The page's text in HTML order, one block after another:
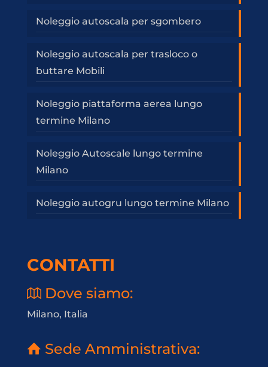
Noleggio autoscala per sgombero
Noleggio autoscala per trasloco o
buttare Mobili
Noleggio piattaforma aerea lungo
termine Milano
Noleggio Autoscale lungo termine
Milano
Noleggio autogru lungo termine Milano
CONTATTI
Dove siamo:
Milano, Italia
Sede Amministrativa: